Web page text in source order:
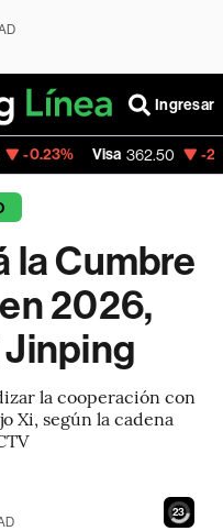
Ingresar
Visa 362.50 -2.15%
la Cumbre
2026,
la cooperación con
Xi, según la cadena
21